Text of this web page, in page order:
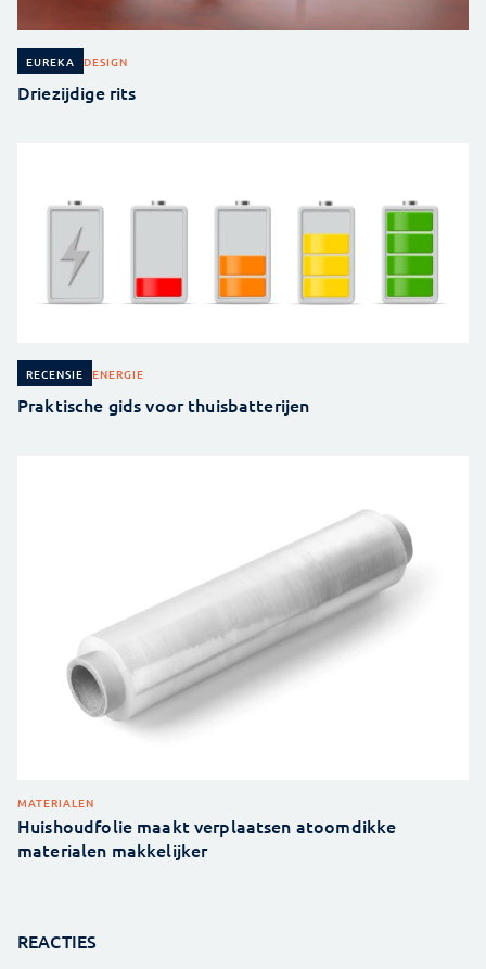
EUREKA DESIGN
Driezijdige rits
RECENSIE ENERGIE
Praktische gids voor thuisbatterijen
MATERIALEN
Huishoudfolie maakt verplaatsen atoomdikke
materialen makkelijker
REACTIES